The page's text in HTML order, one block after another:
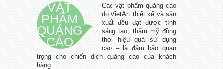
VẬT
PHẨM
QUẢNG
CÁO
Các vật phẩm quảng cáo
do VietArt thiết kế và sản
xuất đều đạt được tính
sáng tạo, thẩm mỹ đồng
thời hiệu quả sử dụng
cao – là đảm bảo quan
trọng cho chiến dịch quảng cáo của khách
hàng.